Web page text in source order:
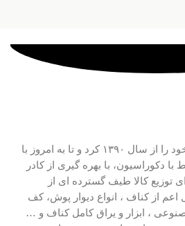
فروشگاه دکورکالا فعالیت خود را از سال ۱۳۹۰ کرد و تا به امروز با
دکوراسیون، با بهره گیری از کادر
توزیع کالا طیف گسترده ای از
از کناف ، انواع دیوار پوش، کف
، ابزار و یراق کامل کناف و …